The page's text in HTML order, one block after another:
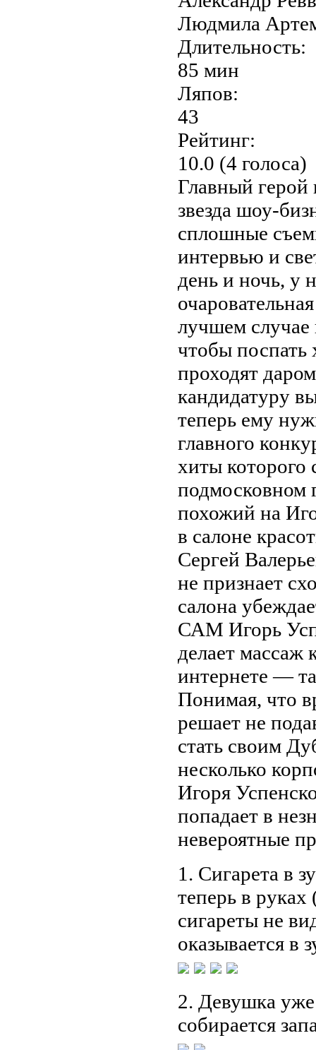
Людмила
Длительность:
85 мин
Ляпов:
43
Рейтинг:
10.0 (4 голоса)
Главный
звезда шоу-
сплошные
интервью и
день и ночь, у
лучшем случае
чтобы поспать
проходят
кандидатуру
теперь ему
главного
хиты
подмосковном
похожий на
в салоне
Сергей
не признает
салона
САМ Игорь
делает массаж
интернете —
Понимая, что
решает не
стать своим
несколько
Игоря
попадает в
невероятные
1. Сигарета в
теперь в
сигареты не
оказывается в
2. Девушка уже
собирается